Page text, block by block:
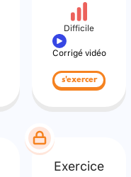
Difficile
Corrigé vidéo
s'exercer
Exercice